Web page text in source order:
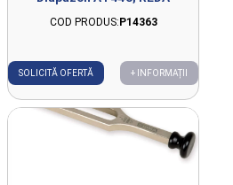
COD PRODUS: P14363
SOLICITĂ OFERTĂ + INFORMAȚII